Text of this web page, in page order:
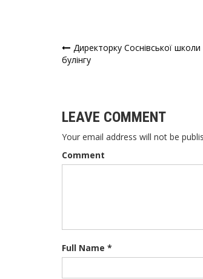
Навігація
Директорку Соснівської
булінгу
LEAVE COMMENT
Your email address will not be
Comment
Full Name *